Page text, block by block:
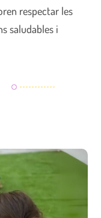
respectar les
saludables i